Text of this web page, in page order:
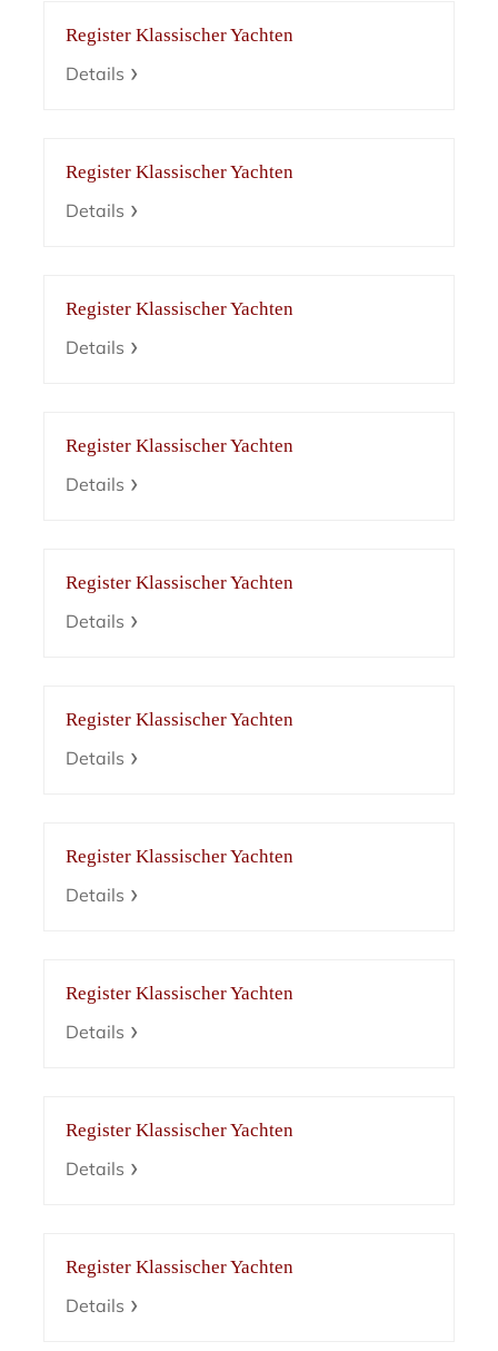
Register Klassischer Yachten
Details
Register Klassischer Yachten
Details
Register Klassischer Yachten
Details
Register Klassischer Yachten
Details
Register Klassischer Yachten
Details
Register Klassischer Yachten
Details
Register Klassischer Yachten
Details
Register Klassischer Yachten
Details
Register Klassischer Yachten
Details
Register Klassischer Yachten
Details